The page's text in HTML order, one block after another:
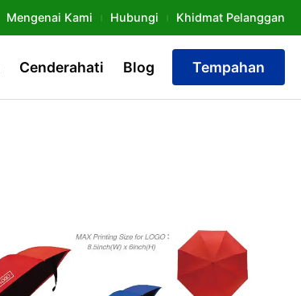
Mengenai Kami Hubungi Khidmat Pelanggan
Cenderahati Blog Tempahan